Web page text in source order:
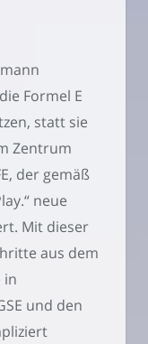
Formel E
statt sie
Zentrum
der gemäß
neue
Mit dieser
aus dem
in
und den